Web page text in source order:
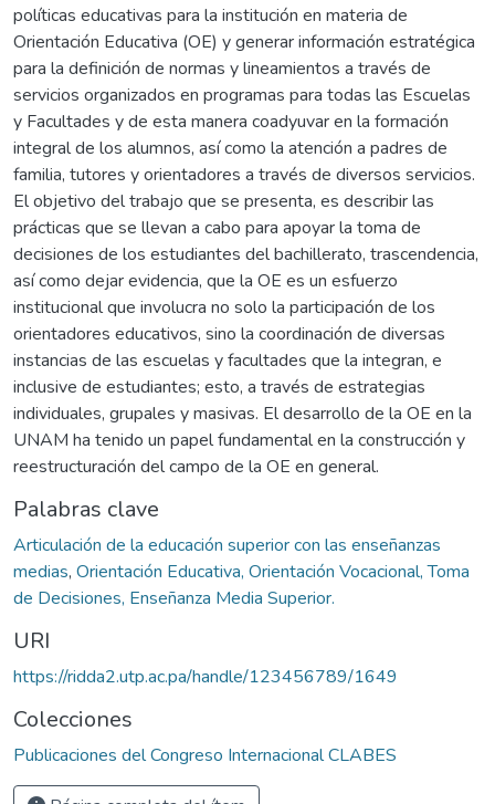
políticas educativas para la institución en materia de
Orientación Educativa (OE) y generar información estratégica
para la definición de normas y lineamientos a través de
servicios organizados en programas para todas las Escuelas
y Facultades y de esta manera coadyuvar en la formación
integral de los alumnos, así como la atención a padres de
familia, tutores y orientadores a través de diversos servicios.
El objetivo del trabajo que se presenta, es describir las
prácticas que se llevan a cabo para apoyar la toma de
decisiones de los estudiantes del bachillerato, trascendencia,
así como dejar evidencia, que la OE es un esfuerzo
institucional que involucra no solo la participación de los
orientadores educativos, sino la coordinación de diversas
instancias de las escuelas y facultades que la integran, e
inclusive de estudiantes; esto, a través de estrategias
individuales, grupales y masivas. El desarrollo de la OE en la
UNAM ha tenido un papel fundamental en la construcción y
reestructuración del campo de la OE en general.
Palabras clave
Articulación de la educación superior con las enseñanzas
medias, Orientación Educativa, Orientación Vocacional, Toma
de Decisiones, Enseñanza Media Superior.
URI
https://ridda2.utp.ac.pa/handle/123456789/1649
Colecciones
Publicaciones del Congreso Internacional CLABES